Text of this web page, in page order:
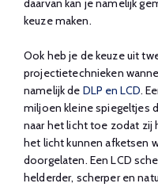
daarvan kan je namelijk
keuze maken.
Ook heb je de keuze uit
projectietechnieken
namelijk de DLP en LCD.
miljoen kleine spiegeltjes
naar het licht toe zodat zij
het licht kunnen afketsen
doorgelaten. Een LCD
helderder, scherper en